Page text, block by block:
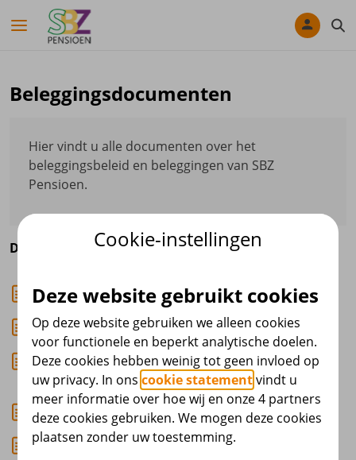
Navigatie overslaan
Beleggingsdocumenten
Hier vindt u alle documenten over het
beleggingsbeleid en beleggingen van SBZ
Pensioen.
Documenten MVB
PAI-rapportage
Precontractuele duurzaamheidsinformatie
Hoe gaat SBZ Pensioen om met
duurzaamheidsrisico's?
MVB-beleid SBZ Pensioen
Periodieke duurzaamheidsinformatie
Cookie-instellingen
Deze website gebruikt cookies
Op deze website gebruiken we alleen cookies
voor functionele en beperkt analytische doelen.
Deze cookies hebben weinig tot geen invloed op
uw privacy. In onscookie statementvindt u
meer informatie over hoe wij en onze 4 partners
deze cookies gebruiken. We mogen deze cookies
plaatsen zonder uw toestemming.